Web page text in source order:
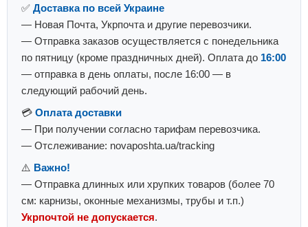
✅ Доставка по всей Украине
— Новая Почта, Укрпочта и другие перевозчики.
— Отправка заказов осуществляется с понедельника
по пятницу (кроме праздничных дней). Оплата до 16:00
— отправка в день оплаты, после 16:00 — в
следующий рабочий день.
💳 Оплата доставки
— При получении согласно тарифам перевозчика.
— Отслеживание: novaposhta.ua/tracking
⚠️ Важно!
— Отправка длинных или хрупких товаров (более 70
см: карнизы, оконные механизмы, трубы и т.п.)
Укрпочтой не допускается.